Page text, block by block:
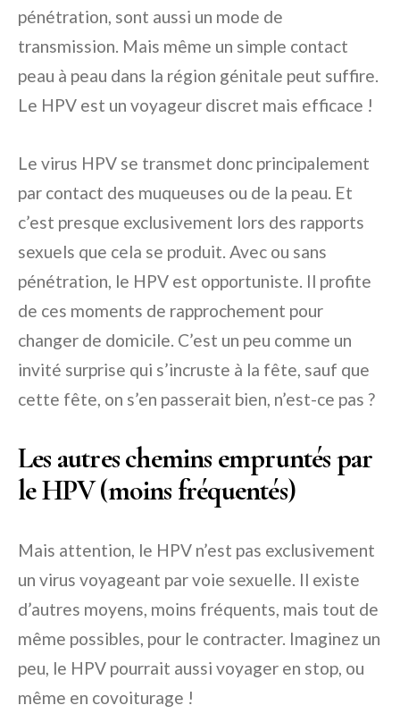
pénétration, sont aussi un mode de
transmission. Mais même un simple contact
peau à peau dans la région génitale peut suffire.
Le HPV est un voyageur discret mais efficace !
Le virus HPV se transmet donc principalement
par contact des muqueuses ou de la peau. Et
c’est presque exclusivement lors des rapports
sexuels que cela se produit. Avec ou sans
pénétration, le HPV est opportuniste. Il profite
de ces moments de rapprochement pour
changer de domicile. C’est un peu comme un
invité surprise qui s’incruste à la fête, sauf que
cette fête, on s’en passerait bien, n’est-ce pas ?
Les autres chemins empruntés par
le HPV (moins fréquentés)
Mais attention, le HPV n’est pas exclusivement
un virus voyageant par voie sexuelle. Il existe
d’autres moyens, moins fréquents, mais tout de
même possibles, pour le contracter. Imaginez un
peu, le HPV pourrait aussi voyager en stop, ou
même en covoiturage !